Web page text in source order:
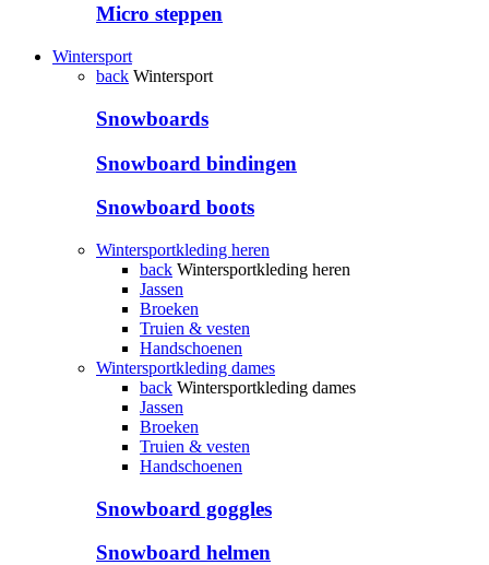
Micro steppen
Wintersport
back Wintersport
Snowboards
Snowboard bindingen
Snowboard boots
Wintersportkleding heren
back Wintersportkleding heren
Jassen
Broeken
Truien & vesten
Handschoenen
Wintersportkleding dames
back Wintersportkleding dames
Jassen
Broeken
Truien & vesten
Handschoenen
Snowboard goggles
Snowboard helmen